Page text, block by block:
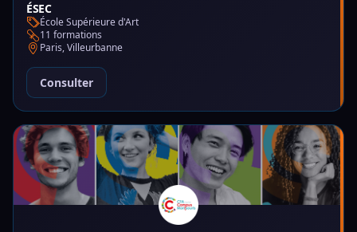
ÉSEC
École Supérieure d'Art
11 formations
Paris, Villeurbanne
Consulter